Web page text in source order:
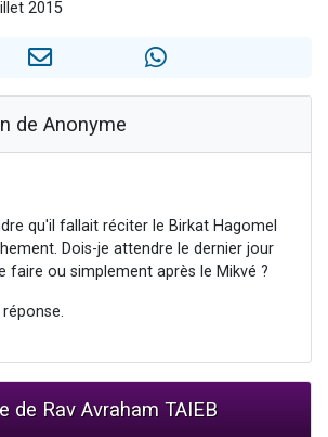
Il reste 49 places pour étudier en groupe sur Zoom
vient de donner son Maasser
2015
de Anonyme
qu'il fallait réciter le Birkat Hagomel
Dois-je attendre le dernier jour
faire ou simplement après le Mikvé ?
de Rav Avraham TAIEB